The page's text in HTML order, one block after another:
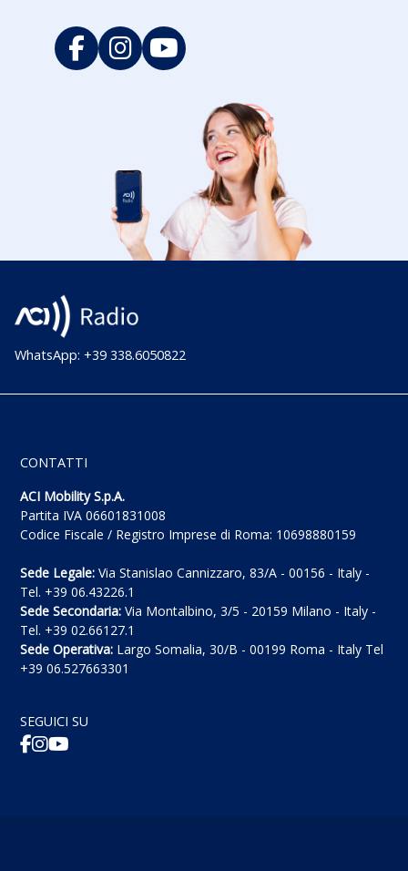
WhatsApp: +39 338.6050822
CONTATTI
ACI Mobility S.p.A.
Partita IVA 06601831008
Codice Fiscale / Registro Imprese di Roma: 10698880159
Sede Legale: Via Stanislao Cannizzaro, 83/A - 00156 - Italy -
Tel. +39 06.43226.1
Sede Secondaria: Via Montalbino, 3/5 - 20159 Milano - Italy -
Tel. +39 02.66127.1
Sede Operativa: Largo Somalia, 30/B - 00199 Roma - Italy Tel
+39 06.527663301
SEGUICI SU